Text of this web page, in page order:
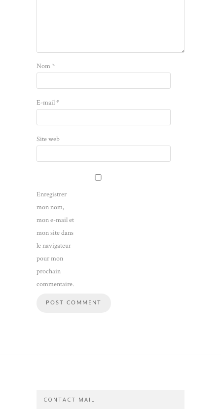
Nom*
E-mail*
Site web
Enregistrer
mon nom,
mon e-mail et
mon site dans
le navigateur
pour mon
prochain
commentaire.
CONTACT MAIL